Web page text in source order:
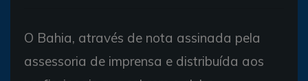
O Bahia, através de nota assinada pela
assessoria de imprensa e distribuída aos